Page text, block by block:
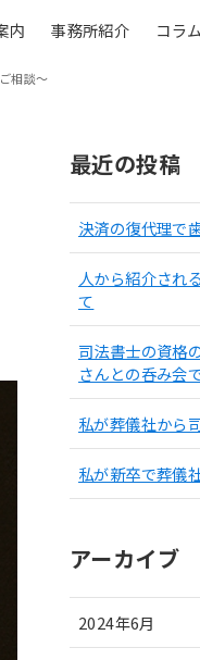
内 事務所紹介 コラム
相談～
最近の投稿
決済の復代理で
人から紹介され
て
司法書士の資格
さんとの呑み会
私が葬儀社から
私が新卒で葬儀
アーカイブ
2024年6月